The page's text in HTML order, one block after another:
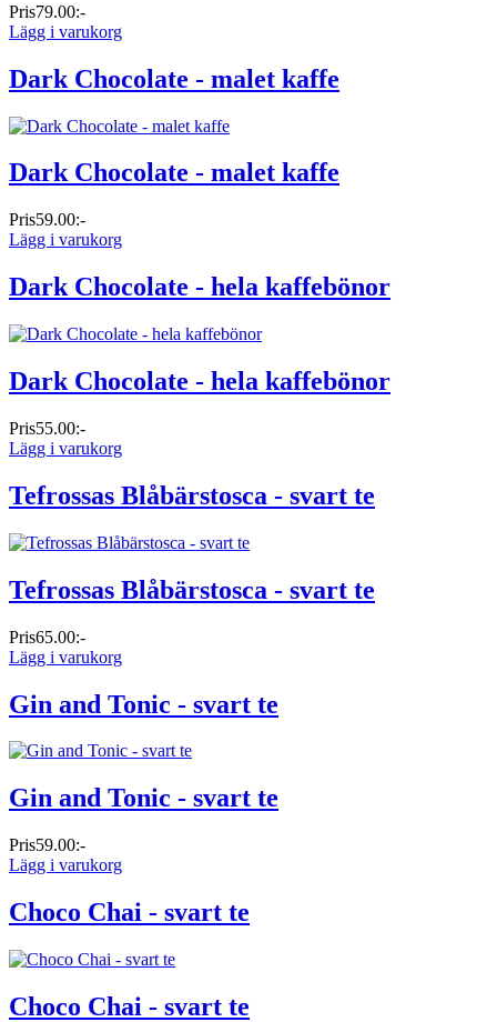
Pris79.00:-
Lägg i varukorg
Dark Chocolate - malet kaffe
Dark Chocolate - malet kaffe
Pris59.00:-
Lägg i varukorg
Dark Chocolate - hela kaffebönor
Dark Chocolate - hela kaffebönor
Pris55.00:-
Lägg i varukorg
Tefrossas Blåbärstosca - svart te
Tefrossas Blåbärstosca - svart te
Pris65.00:-
Lägg i varukorg
Gin and Tonic - svart te
Gin and Tonic - svart te
Pris59.00:-
Lägg i varukorg
Choco Chai - svart te
Choco Chai - svart te